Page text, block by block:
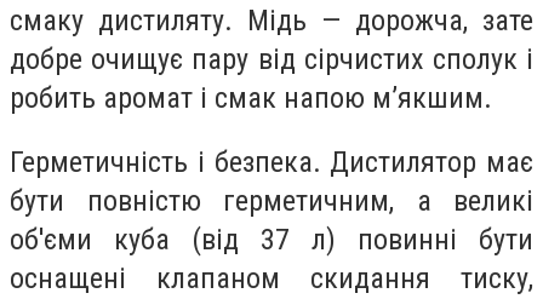
смаку дистиляту. Мідь — дорожча, зате
добре очищує пару від сірчистих сполук і
робить аромат і смак напою м’якшим.
Герметичність і безпека. Дистилятор має
бути повністю герметичним, а великі
об'єми куба (від 37 л) повинні бути
оснащені клапаном скидання тиску,